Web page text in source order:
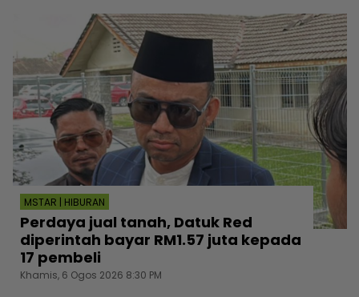
MSTAR | HIBURAN
Perdaya jual tanah, Datuk Red
diperintah bayar RM1.57 juta kepada
17 pembeli
Khamis, 6 Ogos 2026 8:30 PM